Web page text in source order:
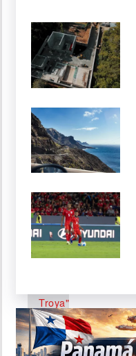
Exdirector
de
la
AIG
detenido
mientras
avanza
investigación
Agosto
2026
Operación
Troya"
desarticula
presunta
red